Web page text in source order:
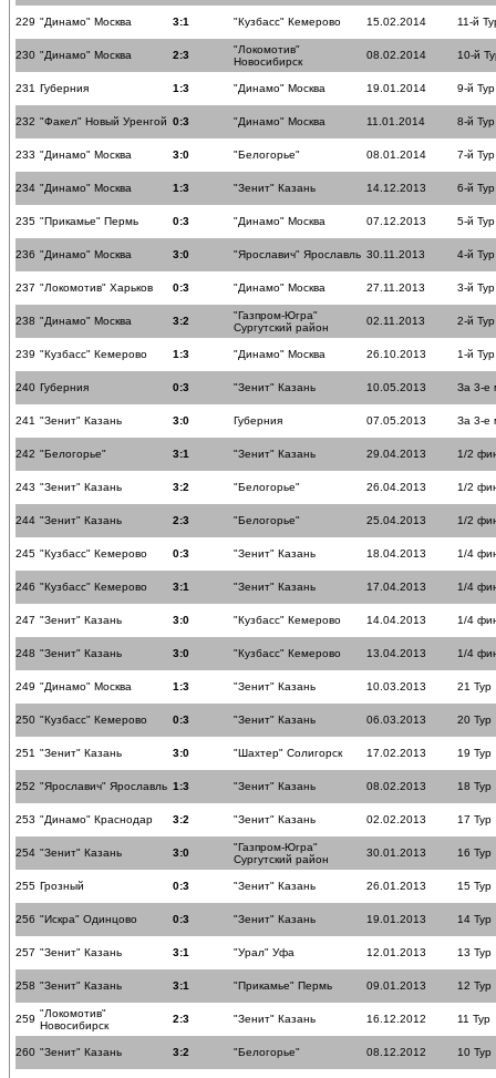
229 "Динамо" Москва 3:1 "Кузбасс" Кемерово 15.02.2014 11-й
230 "Динамо" Москва 2:3
"Локомотив"
Новосибирск
08.02.2014 10-й
231 Губерния 1:3 "Динамо" Москва 19.01.2014 9-й Тур
232 "Факел" Новый Уренгой 0:3 "Динамо" Москва 11.01.2014 8-й Тур
233 "Динамо" Москва 3:0 "Белогорье" 08.01.2014 7-й Тур
234 "Динамо" Москва 1:3 "Зенит" Казань 14.12.2013 6-й Тур
235 "Прикамье" Пермь 0:3 "Динамо" Москва 07.12.2013 5-й Тур
236 "Динамо" Москва 3:0 "Ярославич" Ярославль 30.11.2013 4-й Тур
237 "Локомотив" Харьков 0:3 "Динамо" Москва 27.11.2013 3-й Тур
238 "Динамо" Москва 3:2
"Газпром-Югра"
Сургутский район
02.11.2013 2-й Тур
239 "Кузбасс" Кемерово 1:3 "Динамо" Москва 26.10.2013 1-й Тур
240 Губерния 0:3 "Зенит" Казань 10.05.2013 За 3-е
241 "Зенит" Казань 3:0 Губерния 07.05.2013 За 3-е
242 "Белогорье" 3:1 "Зенит" Казань 29.04.2013 1/2
243 "Зенит" Казань 3:2 "Белогорье" 26.04.2013 1/2
244 "Зенит" Казань 2:3 "Белогорье" 25.04.2013 1/2
245 "Кузбасс" Кемерово 0:3 "Зенит" Казань 18.04.2013 1/4
246 "Кузбасс" Кемерово 3:1 "Зенит" Казань 17.04.2013 1/4
247 "Зенит" Казань 3:0 "Кузбасс" Кемерово 14.04.2013 1/4
248 "Зенит" Казань 3:0 "Кузбасс" Кемерово 13.04.2013 1/4
249 "Динамо" Москва 1:3 "Зенит" Казань 10.03.2013 21 Тур
250 "Кузбасс" Кемерово 0:3 "Зенит" Казань 06.03.2013 20 Тур
251 "Зенит" Казань 3:0 "Шахтер" Солигорск 17.02.2013 19 Тур
252 "Ярославич" Ярославль 1:3 "Зенит" Казань 08.02.2013 18 Тур
253 "Динамо" Краснодар 3:2 "Зенит" Казань 02.02.2013 17 Тур
254 "Зенит" Казань 3:0
"Газпром-Югра"
Сургутский район
30.01.2013 16 Тур
255 Грозный 0:3 "Зенит" Казань 26.01.2013 15 Тур
256 "Искра" Одинцово 0:3 "Зенит" Казань 19.01.2013 14 Тур
257 "Зенит" Казань 3:1 "Урал" Уфа 12.01.2013 13 Тур
258 "Зенит" Казань 3:1 "Прикамье" Пермь 09.01.2013 12 Тур
259 "Локомотив"
Новосибирск
2:3 "Зенит" Казань 16.12.2012 11 Тур
260 "Зенит" Казань 3:2 "Белогорье" 08.12.2012 10 Тур